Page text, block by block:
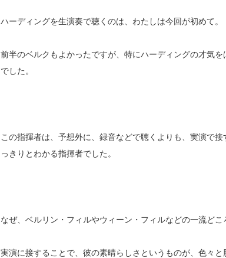
ハーディングを生演奏で聴くのは、わたしは今回が初めて。
前半のベルクもよかったですが、特にハーディングの才気
でした。
この指揮者は、予想外に、録音などで聴くよりも、実演で
っきりとわかる指揮者でした。
なぜ、ベルリン・フィルやウィーン・フィルなどの一流ど
実演に接することで、彼の素晴らしさというものが、色々と